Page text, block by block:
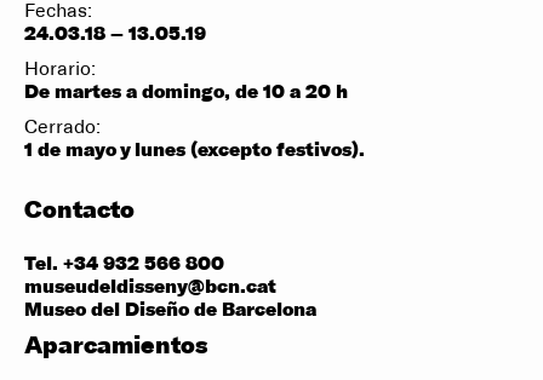
Fechas:
24.03.18 – 13.05.19
Horario:
De martes a domingo, de 10 a 20 h
Cerrado:
1 de mayo y lunes (excepto festivos).
Contacto
Tel. +34 932 566 800
museudeldisseny@bcn.cat
Museo del Diseño de Barcelona
Aparcamientos